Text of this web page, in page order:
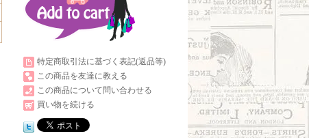
特定商取引法に基づく表記(返品等)
この商品を友達に教える
この商品について問い合わせる
買い物を続ける